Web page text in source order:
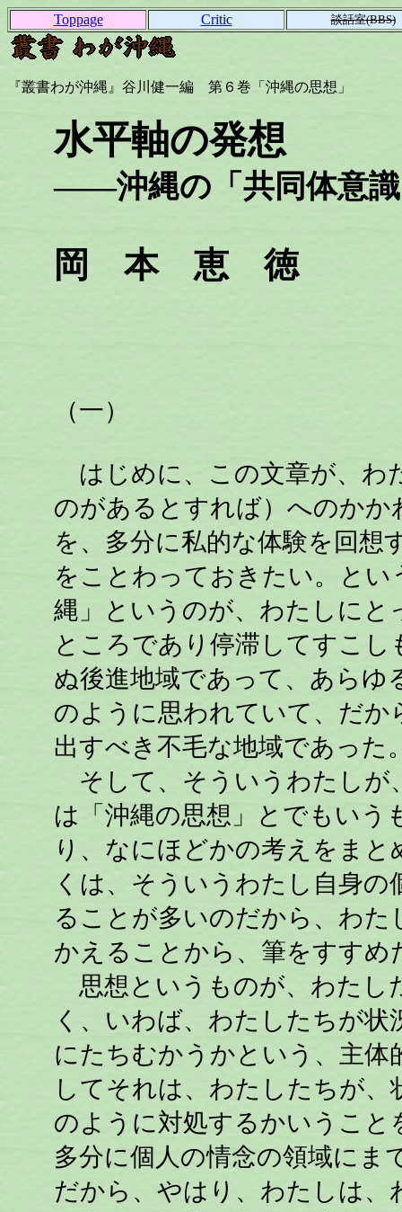
Toppage Critic 談話室(BBS)
『叢書わが沖縄』谷川健一編 第６巻「沖縄の思想」
水平軸の発想
――沖縄の「共同体意
岡 本 恵 徳
（一）
はじめに、この文章が、わ
のがあるとすれば）へのか
を、多分に私的な体験を回
をことわっておきたい。と
縄」というのが、わたしにと
ところであり停滞してすこ
ぬ後進地域であって、あら
のように思われていて、だか
出すべき不毛な地域であった
そして、そういうわたしが
は「沖縄の思想」とでもいう
り、なにほどかの考えをま
くは、そういうわたし自身
ることが多いのだから、わ
かえることから、筆をすす
思想というものが、わたし
く、いわば、わたしたちが
にたちむかうかという、主
してそれは、わたしたちが
のように対処するかいうこ
多分に個人の情念の領域に
だから、やはり、わたしは